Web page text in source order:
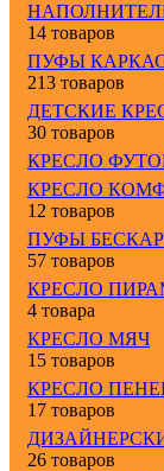
14 товаров
ПУФЫ
213 товаров
ДЕТСКИЕ
30 товаров
КРЕСЛО
КРЕСЛО
12 товаров
ПУФЫ
57 товаров
КРЕСЛО
4 товара
КРЕСЛО МЯЧ
15 товаров
КРЕСЛО
17 товаров
26 товаров